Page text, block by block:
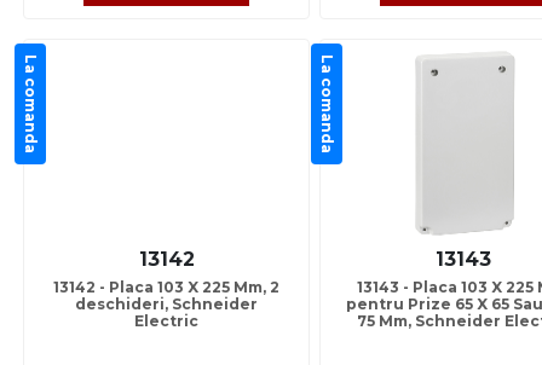
La comanda
13142
13142 - Placa 103 X 225 Mm, 2
deschideri, Schneider
Electric
La comanda
13143
13143 - Placa 103 X 225
pentru Prize 65 X 65
75 Mm, Schneider